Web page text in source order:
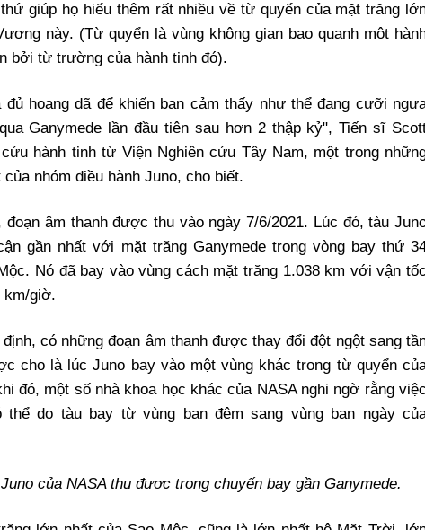
giúp họ hiểu thêm rất nhiều về từ quyển của mặt trăng
này. (Từ quyển là vùng không gian bao quanh một
bởi từ trường của hành tinh đó).
đủ hoang dã để khiến bạn cảm thấy như thể đang cưỡi
Ganymede lần đầu tiên sau hơn 2 thập kỷ", Tiến sĩ
hành tinh từ Viện Nghiên cứu Tây Nam, một trong
nhóm điều hành Juno, cho biết.
đoạn âm thanh được thu vào ngày 7/6/2021. Lúc đó, tàu
gần nhất với mặt trăng Ganymede trong vòng bay thứ
Nó đã bay vào vùng cách mặt trăng 1.038 km với vận tốc
km/giờ.
có những đoạn âm thanh được thay đổi đột ngột sang
cho là lúc Juno bay vào một vùng khác trong từ quyển
đó, một số nhà khoa học khác của NASA nghi ngờ rằng việc
do tàu bay từ vùng ban đêm sang vùng ban ngày
của NASA thu được trong chuyến bay gần Ganymede.